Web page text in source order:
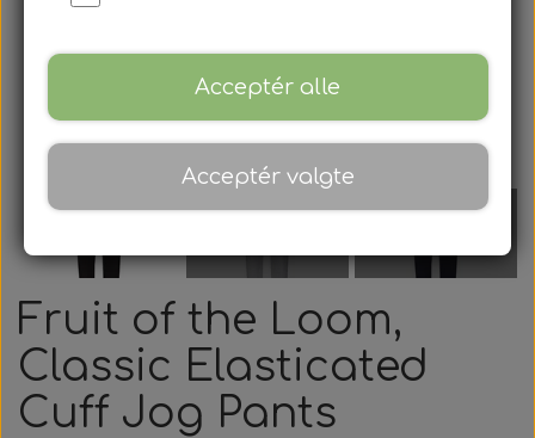
Fruit of the Loom,
Classic Elasticated
Cuff Jog Pants
Acceptér alle
Acceptér valgte